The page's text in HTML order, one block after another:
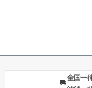
全国一